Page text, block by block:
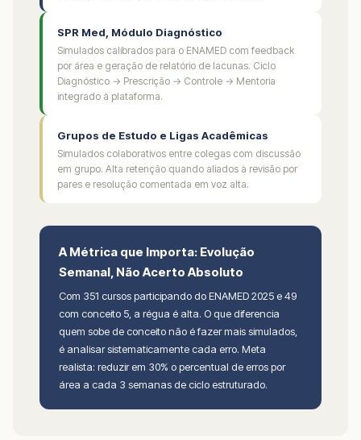
SPR Med, Módulo Diagnóstico
Simulados calibrados para o ENAMED com feedback
por área e geração de relatório de lacunas. Ciclo
Diagnóstico → Prescrição → Controle → Mentoria
integrado à plataforma.
Grupos de Estudo e Ligas Acadêmicas
Simulados colaborativos entre colegas com discussão
em grupo. Alta retenção quando aliados à revisão por
pares e resolução comentada em voz alta.
A Métrica que Importa: Evolução
Semanal, Não Acerto Absoluto
Com 351 cursos participando do ENAMED 2025 e 49
com conceito 5, a régua é alta. O que diferencia
quem sobe de conceito não é fazer mais simulados,
é analisar sistematicamente cada erro. Meta
realista: reduzir em 30% o percentual de erros por
área a cada 3 semanas de ciclo estruturado.